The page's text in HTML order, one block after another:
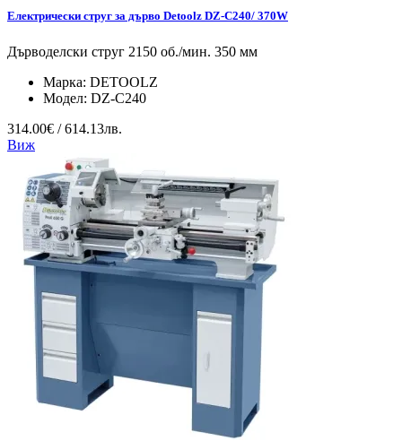
Електрически струг за дърво Detoolz DZ-C240/ 370W
Дърводелски струг 2150 об./мин. 350 мм
Марка: DETOOLZ
Модел: DZ-C240
314.00€ / 614.13лв.
Виж